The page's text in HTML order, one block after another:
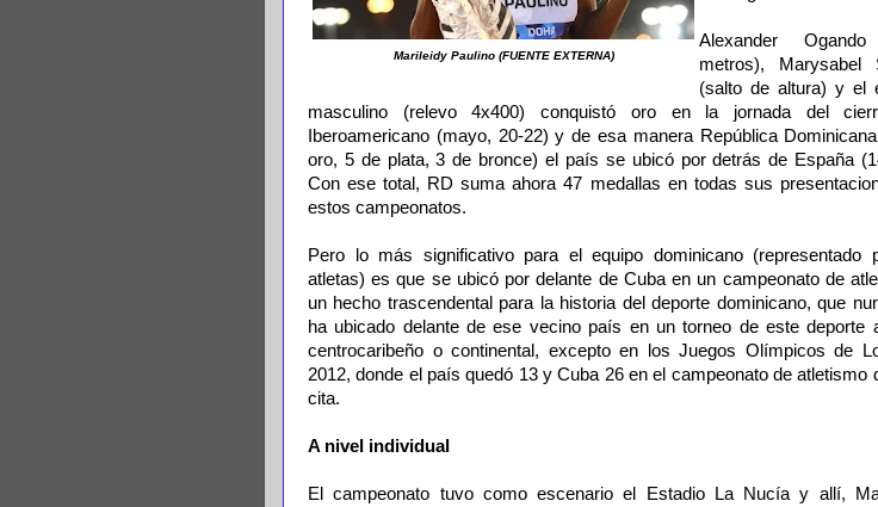
Marileidy Paulino (FUENTE EXTERNA)
Alexander
metros), Marysabel
(salto de altura) y el
masculino (relevo 4x400) conquistó oro en la jornada del
Iberoamericano (mayo, 20-22) y de esa manera República
oro, 5 de plata, 3 de bronce) el país se ubicó por detrás de España
Con ese total, RD suma ahora 47 medallas en todas sus
estos campeonatos.
Pero lo más significativo para el equipo dominicano (representado
atletas) es que se ubicó por delante de Cuba en un campeonato de
un hecho trascendental para la historia del deporte dominicano, que
ha ubicado delante de ese vecino país en un torneo de este deporte
centrocaribeño o continental, excepto en los Juegos Olímpicos de
2012, donde el país quedó 13 y Cuba 26 en el campeonato de atletismo
cita.
A nivel individual
El campeonato tuvo como escenario el Estadio La Nucía y allí,